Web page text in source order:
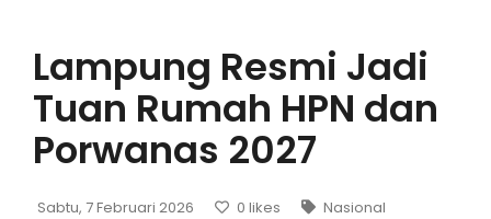
Lampung Resmi Jadi
Tuan Rumah HPN dan
Porwanas 2027
Sabtu, 7 Februari 2026 0 likes Nasional